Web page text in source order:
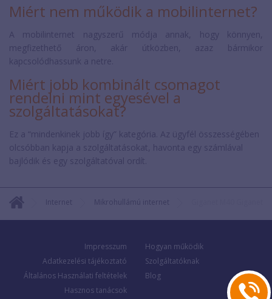
Miért nem működik a mobilinternet?
A mobilinternet nagyszerű módja annak, hogy könnyen,
megfizethető áron, akár útközben, azaz bármikor
kapcsolódhassunk a netre.
Miért jobb kombinált csomagot
rendelni mint egyesével a
szolgáltatásokat?
Ez a “mindenkinek jobb így” kategória. Az ügyfél összességében
olcsóbban kapja a szolgáltatásokat, havonta egy számlával
bajlódik és egy szolgáltatóval ordít.
Internet Mikrohullámú internet
Impresszum
Adatkezelési tájékoztató
Általános Használati feltételek
Hasznos tanácsok
Hogyan működik
Szolgáltatóknak
Blog